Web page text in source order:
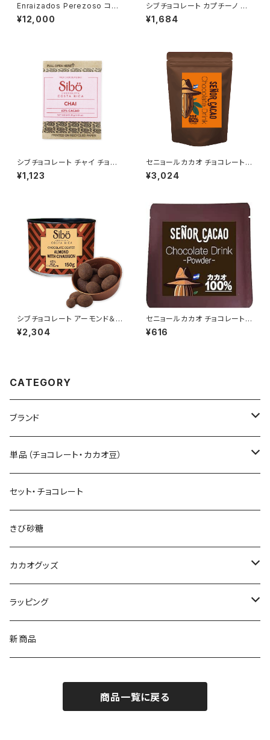
Enraizados Perezoso コス
タリカ産 ハンドメイド陶器コー
ヒードリッパー
¥12,000
シブチョコレート カプチーノ チ
ョコレートバー 50g SibuChoc
olate
¥1,684
シブチョコレート チャイ チョコ
レートバー カカオ63％ 25ｇ Si
buChocolate
¥1,123
セニョールカカオ チョコレートド
リンクパウダー ホンジュラス産
カカオ80% 300g 粉末 非アル
¥3,024
シブチョコレート アーモンド＆シ
ナモン ミルクチョコレートカバー
ド カカオ45％ SibuChocolat
¥2,304
セニョールカカオ チョコレートド
リンクホンジュラス産カカオ10
0% 1杯分 粉末 非アルカリ処理
¥616
CATEGORY
ブランド
Sibu CHOCOLATE シブ チョコレート
Senor Cacao セニョールカカオ
Tayutic タユティック
Cocoa Vintage ココア ヴィンテージ
Enraizados エンライサドス
単品（チョコレート・カカオ豆）
板チョコレート
コーティング チョコ
ペーストチョコレート
コインチョコレート
チョコレートドリンク
ボンボンショコラ
セット・チョコレート
きび砂糖
カカオグッズ
アクセサリー
ネックレス
カップ
ラッピング
Sibu CHOCOLATE シブチョコレート
新商品
商品一覧に戻る